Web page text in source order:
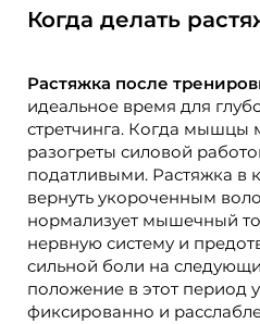
Когда делать
Растяжка после
идеальное время для
стретчинга. Когда мышцы
разогреты силовой
податливыми. Растяжка в
вернуть укороченным
нормализует мышечный
нервную систему и
сильной боли на
положение в этот период
фиксированно и